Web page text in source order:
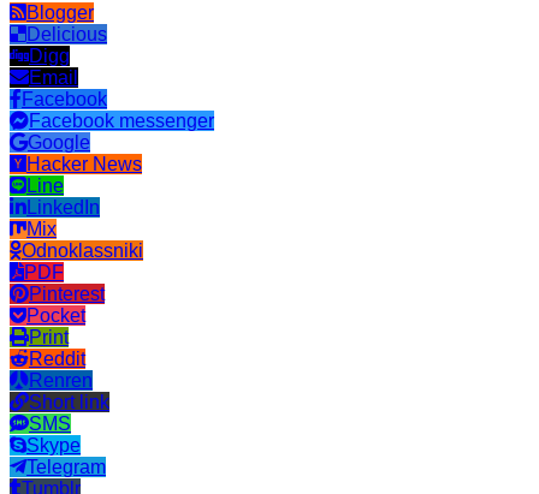
Blogger
Delicious
Digg
Email
Facebook
Facebook messenger
Google
Hacker News
Line
LinkedIn
Mix
Odnoklassniki
PDF
Pinterest
Pocket
Print
Reddit
Renren
Short link
SMS
Skype
Telegram
Tumblr